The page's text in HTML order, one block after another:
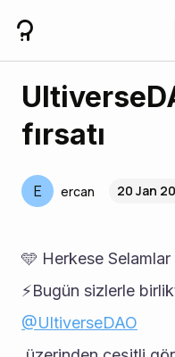
fırsatı
E ercan 20 Jan
🩵 Herkese
⚡Bugün sizlerle
@UltiverseDAO